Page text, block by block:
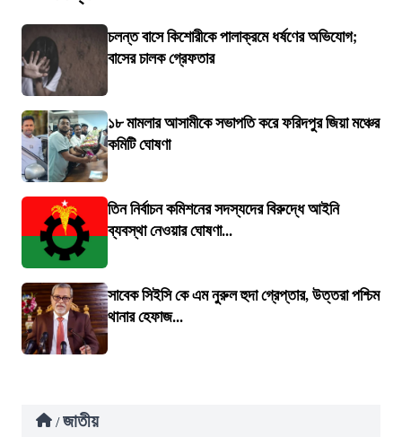
চলন্ত বাসে কিশোরীকে পালাক্রমে ধর্ষণের অভিযোগ;
বাসের চালক গ্রেফতার
১৮ মামলার আসামীকে সভাপতি করে ফরিদপুর জিয়া মঞ্চের
কমিটি ঘোষণা
তিন নির্বাচন কমিশনের সদস্যদের বিরুদ্ধে আইনি
ব্যবস্থা নেওয়ার ঘোষণা...
সাবেক সিইসি কে এম নুরুল হুদা গ্রেপ্তার, উত্তরা পশ্চিম
থানার হেফাজ...
/ জাতীয়